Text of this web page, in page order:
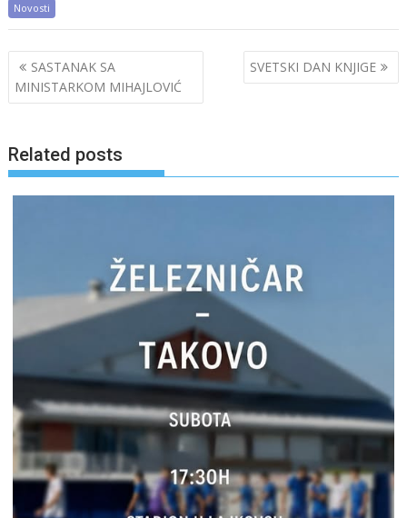
Novosti
Post
navigation
SASTANAK SA
MINISTARKOM MIHAJLOVIĆ
SVETSKI DAN KNJIGE
Related posts